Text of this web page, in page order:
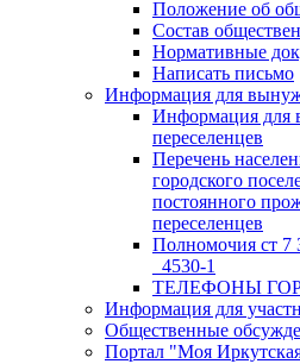
Положение об
Состав
Нормативные
Написать письмо
Информация для
Информация для
переселенцев
Перечень
городского
постоянного
переселенцев
Полномочия ст 7
_4530-1
ТЕЛЕФОНЫ
Информация для
Общественные
Портал "Моя